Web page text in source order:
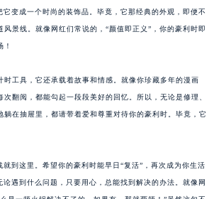
哈尔滨市道里区友谊西路600号富力中心T2座写字楼29层03室（需提前预约）
区人民路15号国际金融大厦7层G室（需提前预约）
东莞市东城街道鸿福东路1号民盈国贸中心T1写字楼9层907室（需提前预约）
武汉市江汉区解放大道686号世界贸易大厦38层09室（需提前预约）
区金湖路59号地王大厦12楼1224室（需提前预约）
它变成一个时尚的装饰品。毕竟，它那经典的外观，即便不
景线。就像网红们常说的，“颜值即正义”，你的豪利时即
时工具，它还承载着故事和情感。就像你珍藏多年的漫画
翻阅，都能勾起一段段美好的回忆。所以，无论是修理、
躺在抽屉里，都请带着爱和尊重对待你的豪利时。毕竟，它
就到这里。希望你的豪利时能早日“复活”，再次成为你生活
论遇到什么问题，只要用心，总能找到解决的办法。就像网